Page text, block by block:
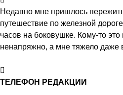
современным парком с
5.08.2026 16:41 Почти 13,5
клещей в Вологодской области с
5.08.2026 16:02 Георгий
5.08.2026 15:22
шоссе в Вологде превратили в
Недавно мне пришлось
путешествие по железной
часов на боковушке. Кому-то
ненапряжно, а мне тяжело даже
ТЕЛЕФОН РЕДАКЦИИ